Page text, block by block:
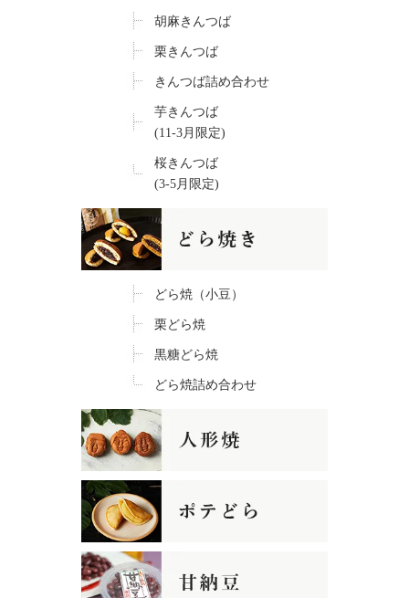
胡麻きんつば
栗きんつば
きんつば詰め合わせ
芋きんつば
(11-3月限定)
桜きんつば
(3-5月限定)
どら焼（小豆）
栗どら焼
黒糖どら焼
どら焼詰め合わせ